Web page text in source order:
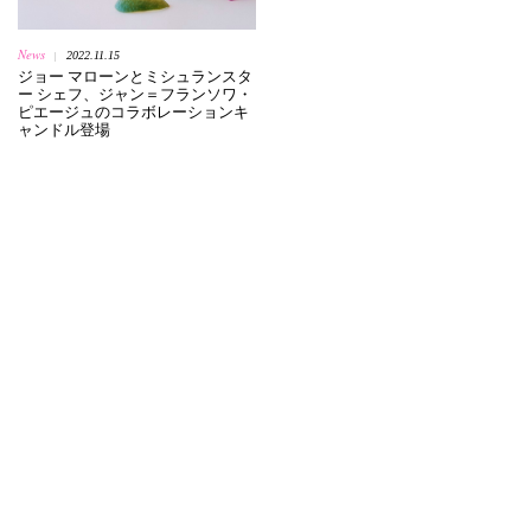
News 2022.11.15
ジョー マローンとミシュランスタ
ー シェフ、ジャン＝フランソワ・
ピエージュのコラボレーションキ
ャンドル登場